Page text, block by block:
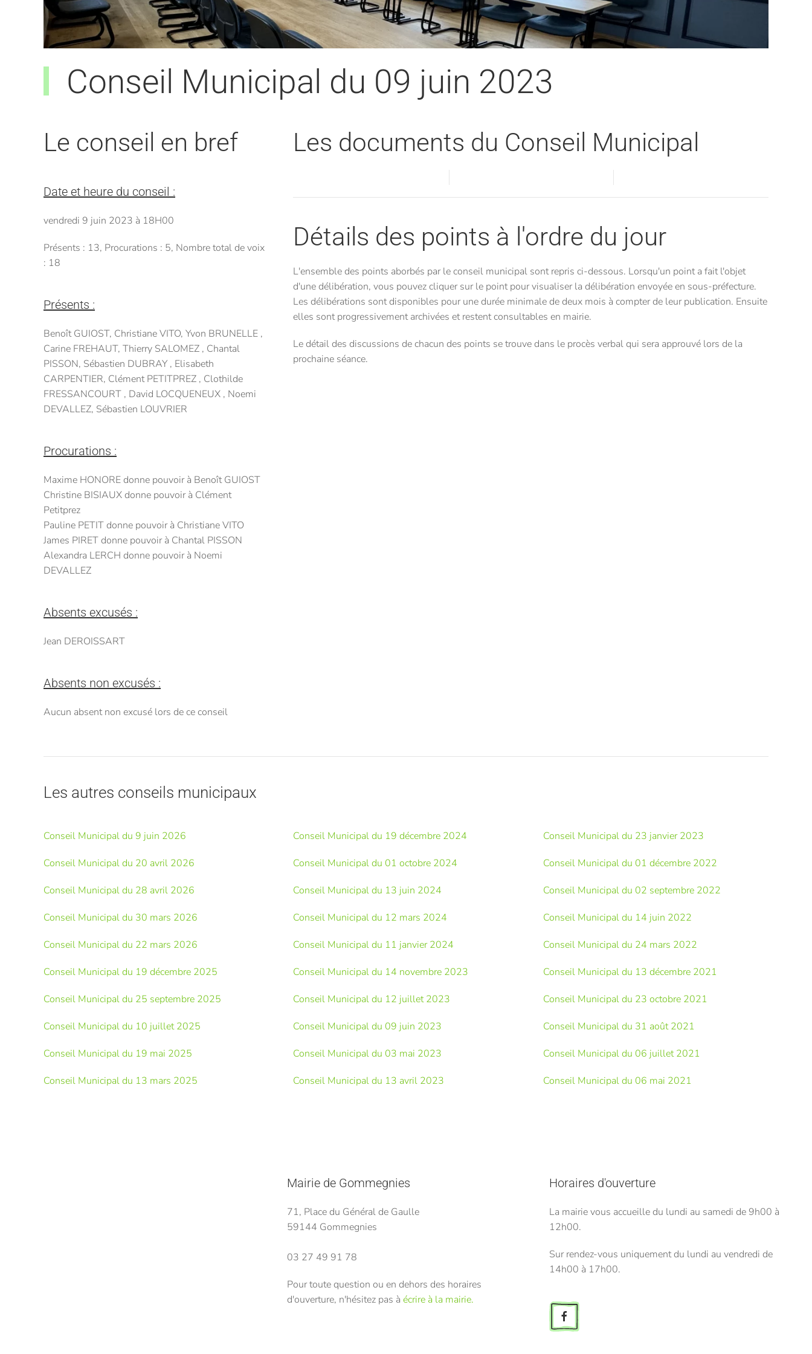
Conseil Municipal du 09 juin 2023
Le conseil en bref
Date et heure du conseil :
vendredi 9 juin 2023 à 18H00
Présents : 13, Procurations : 5, Nombre total de voix
: 18
Présents :
Benoît GUIOST, Christiane VITO, Yvon BRUNELLE ,
Carine FREHAUT, Thierry SALOMEZ , Chantal
PISSON, Sébastien DUBRAY , Elisabeth
CARPENTIER, Clément PETITPREZ , Clothilde
FRESSANCOURT , David LOCQUENEUX , Noemi
DEVALLEZ, Sébastien LOUVRIER
Procurations :
Maxime HONORE donne pouvoir à Benoît GUIOST
Christine BISIAUX donne pouvoir à Clément
Petitprez
Pauline PETIT donne pouvoir à Christiane VITO
James PIRET donne pouvoir à Chantal PISSON
Alexandra LERCH donne pouvoir à Noemi
DEVALLEZ
Absents excusés :
Jean DEROISSART
Absents non excusés :
Aucun absent non excusé lors de ce conseil
Les documents du Conseil Municipal
Visualiser
Détails des points à l'ordre du jour
L'ensemble des points aborbés par le conseil municipal sont repris ci-dessous. Lorsqu'un point a fait l'objet
d'une délibération, vous pouvez cliquer sur le point pour visualiser la délibération envoyée en sous-préfecture.
Les délibérations sont disponibles pour une durée minimale de deux mois à compter de leur publication. Ensuite
elles sont progressivement archivées et restent consultables en mairie.
Le détail des discussions de chacun des points se trouve dans le procès verbal qui sera approuvé lors de la
prochaine séance.
Les autres conseils municipaux
Conseil Municipal du 9 juin 2026
Conseil Municipal du 20 avril 2026
Conseil Municipal du 28 avril 2026
Conseil Municipal du 30 mars 2026
Conseil Municipal du 22 mars 2026
Conseil Municipal du 19 décembre 2025
Conseil Municipal du 25 septembre 2025
Conseil Municipal du 10 juillet 2025
Conseil Municipal du 19 mai 2025
Conseil Municipal du 13 mars 2025
Conseil Municipal du 19 décembre 2024
Conseil Municipal du 01 octobre 2024
Conseil Municipal du 13 juin 2024
Conseil Municipal du 12 mars 2024
Conseil Municipal du 11 janvier 2024
Conseil Municipal du 14 novembre 2023
Conseil Municipal du 12 juillet 2023
Conseil Municipal du 09 juin 2023
Conseil Municipal du 03 mai 2023
Conseil Municipal du 13 avril 2023
Conseil Municipal du 23 janvier 2023
Conseil Municipal du 01 décembre 2022
Conseil Municipal du 02 septembre 2022
Conseil Municipal du 14 juin 2022
Conseil Municipal du 24 mars 2022
Conseil Municipal du 13 décembre 2021
Conseil Municipal du 23 octobre 2021
Conseil Municipal du 31 août 2021
Conseil Municipal du 06 juillet 2021
Conseil Municipal du 06 mai 2021
Mairie de Gommegnies
71, Place du Général de Gaulle
59144 Gommegnies
03 27 49 91 78
Pour toute question ou en dehors des horaires
d'ouverture, n'hésitez pas à écrire à la mairie.
Horaires d'ouverture
La mairie vous accueille du lundi au samedi de 9h00 à
12h00.
Sur rendez-vous uniquement du lundi au vendredi de
14h00 à 17h00.